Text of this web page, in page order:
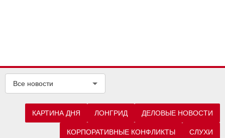
Все новости
КАРТИНА ДНЯ ЛОНГРИД ДЕЛОВЫЕ НОВОСТИ
КОРПОРАТИВНЫЕ КОНФЛИКТЫ СЛУХИ